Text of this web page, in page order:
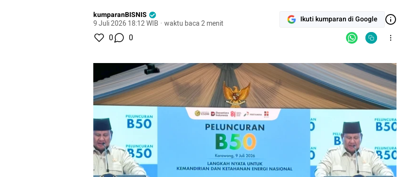
kumparanBISNIS
9 Juli 2026 18:12 WIB · waktu baca 2 menit Ikuti kumparan di Google
0 0